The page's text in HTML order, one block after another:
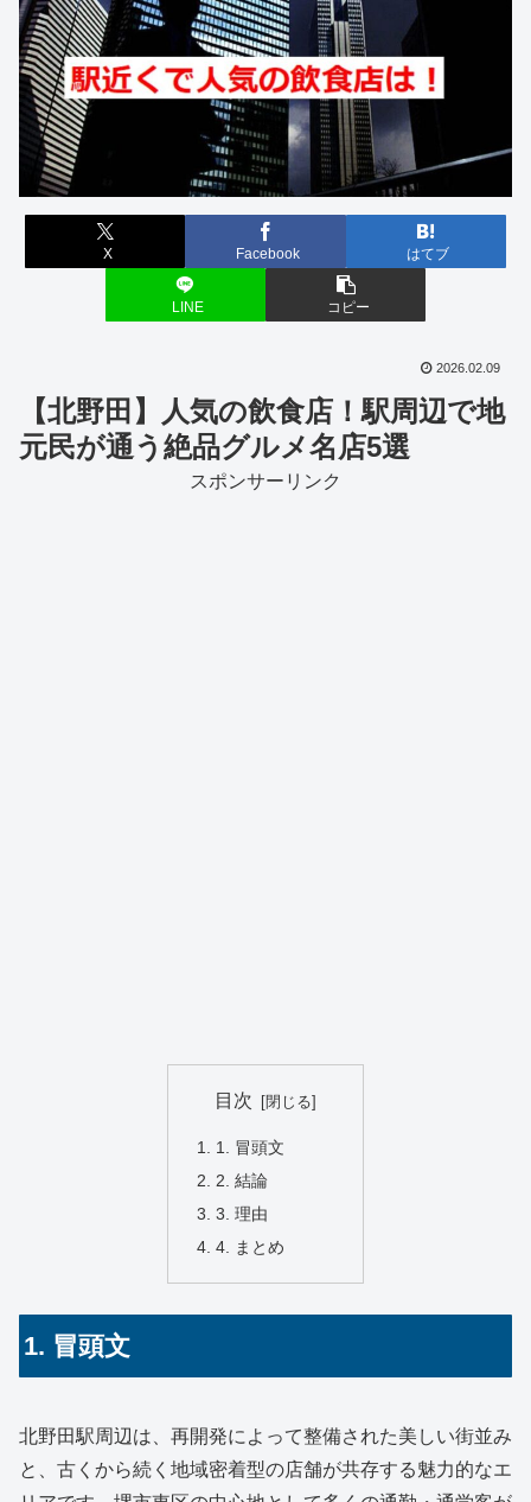
X Facebook はてブ
LINE コピー
2026.02.09
【北野田】人気の飲食店！駅周辺で地
元民が通う絶品グルメ名店5選
スポンサーリンク
目次
1. 冒頭文
2. 結論
3. 理由
4. まとめ
1. 冒頭文
北野田駅周辺は、再開発によって整備された美しい街並み
と、古くから続く地域密着型の店舗が共存する魅力的なエ